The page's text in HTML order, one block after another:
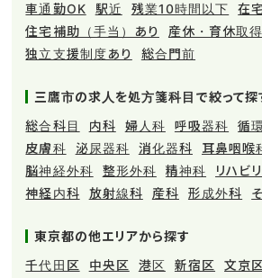
車通勤OK
駅近 残業10時間以下
在
住宅補助（手当）あり
産休・育休取
独立支援制度あり
総合門前
三鷹市の求人を処方箋科目で絞って探
総合科目
内科 婦人科 呼吸器科 循
皮膚科
泌尿器科 消化器科 耳鼻咽喉
脳神経外科
整形外科 精神科
リハビ
神経内科
放射線科 産科 形成外科
東京都の他エリアから探す
千代田区
中央区 港区 新宿区 文京区